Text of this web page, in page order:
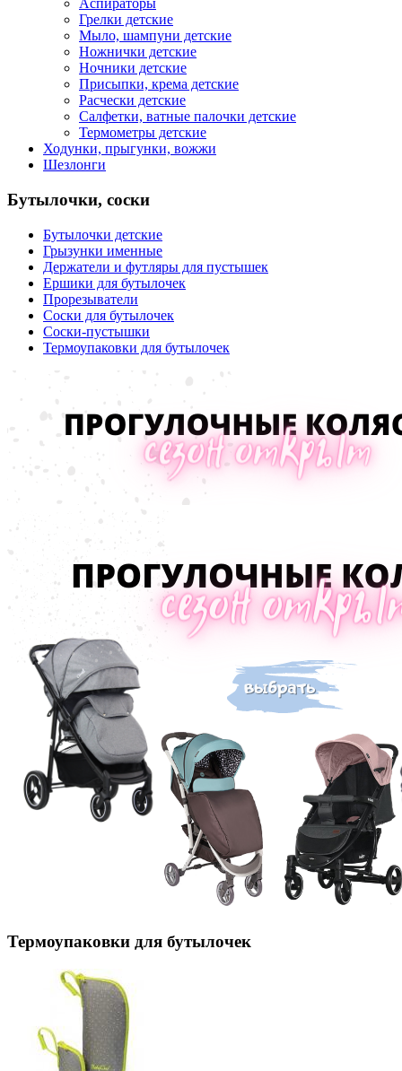
Аспираторы
Грелки детские
Мыло, шампуни детские
Ножнички детские
Ночники детские
Присыпки, крема детские
Расчески детские
Салфетки, ватные палочки детские
Термометры детские
Ходунки, прыгунки, вожжи
Шезлонги
Бутылочки, соски
Бутылочки детские
Грызунки именные
Держатели и футляры для пустышек
Ершики для бутылочек
Прорезыватели
Соски для бутылочек
Соски-пустышки
Термоупаковки для бутылочек
Термоупаковки для бутылочек